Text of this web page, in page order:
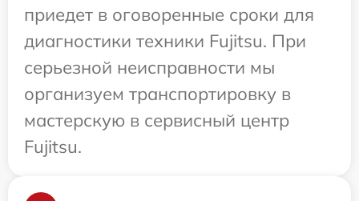
приедет в оговоренные сроки для
диагностики техники Fujitsu. При
серьезной неисправности мы
организуем транспортировку в
мастерскую в сервисный центр
Fujitsu.